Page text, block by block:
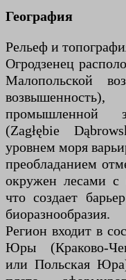
География
Рельеф и
Огродзенец
Малопольской
промышленной
(Zagłębie
уровнем моря
преобладанием
окружен лесами
что создает
биоразнообразия.
Регион входит в
Юры (Краково-
или Польская